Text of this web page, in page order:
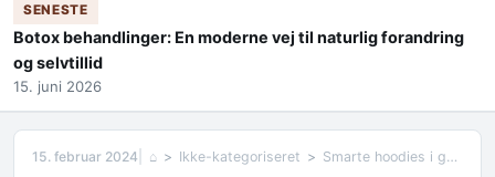
SENESTE
Botox behandlinger: En moderne vej til naturlig forandring
og selvtillid
15. juni 2026
15. februar 2024 ⌂ Ikke-kategoriseret Smarte hoodies i god kvalitet fra Fruit of the Loom